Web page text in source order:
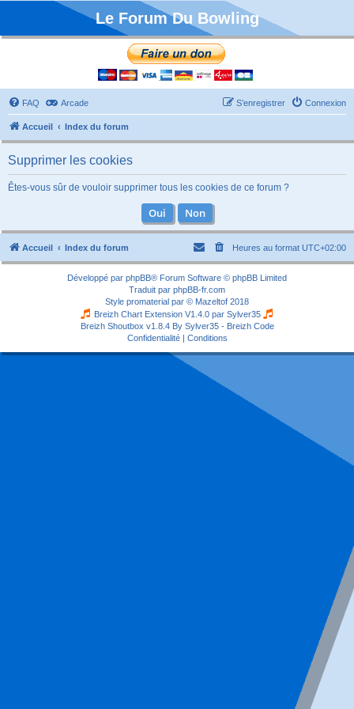
Le Forum Du Bowling
FAQ Arcade Connexion
S’enregistrer
Accueil Index du forum
Supprimer les cookies
Êtes-vous sûr de vouloir supprimer tous les cookies de ce forum ?
Accueil Index du forum Heures au format UTC+02:00
Développé par phpBB® Forum Software © phpBB Limited
Traduit par phpBB-fr.com
Style promaterial par © Mazeltof 2018
Breizh Chart Extension V1.4.0 par Sylver35
Breizh Shoutbox v1.8.4 By Sylver35 - Breizh Code
Confidentialité| Conditions